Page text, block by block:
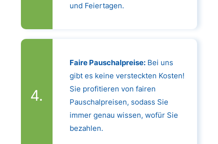
und Feiertagen.
Faire Pauschalpreise:Bei uns
gibt es keine versteckten Kosten!
Sie profitieren von fairen
Pauschalpreisen, sodass Sie
immer genau wissen, wofür Sie
bezahlen.